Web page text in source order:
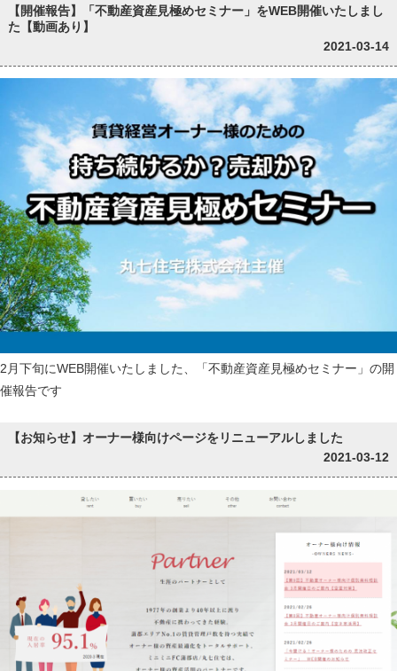
【開催報告】「不動産資産見極めセミナー」をWEB開催いたしまし
た【動画あり】
2021-03-14
2月下旬にWEB開催いたしました、「不動産資産見極めセミナー」の開
催報告です
【お知らせ】オーナー様向けページをリニューアルしました
2021-03-12